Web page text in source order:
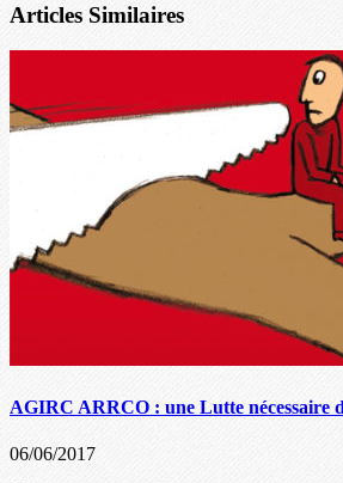
Articles Similaires
AGIRC ARRCO : une Lutte nécessaire
06/06/2017